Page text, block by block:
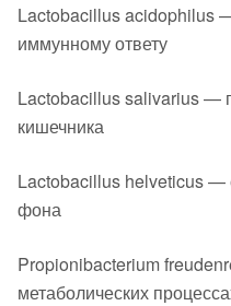
Lactobacillus
иммунному ответу
Lactobacillus salivarius —
кишечника
Lactobacillus helveticus —
фона
Propionibacterium
метаболических